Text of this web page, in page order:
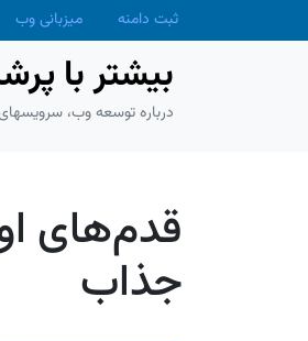
Skip to main contentثبت دامنه میزبانی وب
بیشتر با
درباره توسعه وب، سرویسهای
قدم‌های
جذاب